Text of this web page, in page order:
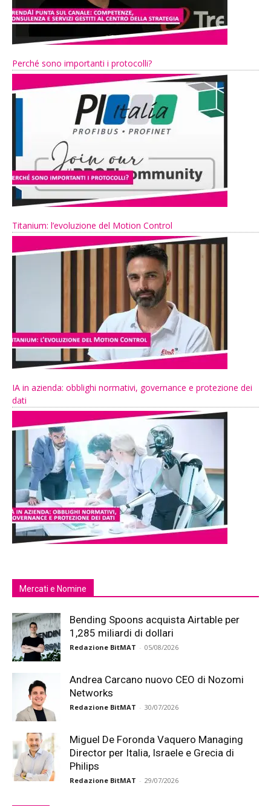
Perché sono importanti i protocolli?
Titanium: l’evoluzione del Motion Control
IA in azienda: obblighi normativi, governance e protezione dei
dati
Mercati e Nomine
Bending Spoons acquista Airtable per
1,285 miliardi di dollari
Redazione BitMAT - 05/08/2026
Andrea Carcano nuovo CEO di Nozomi
Networks
Redazione BitMAT - 30/07/2026
Miguel De Foronda Vaquero Managing
Director per Italia, Israele e Grecia di
Philips
Redazione BitMAT - 29/07/2026